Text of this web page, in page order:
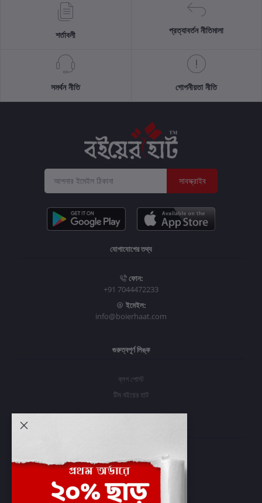
শর্তাবলী প্রত্যাবর্তন নীতিমালা
সমর্থন নীতি গোপনীয়তা নীতি
সাবস্ক্রাইব
যোগাযোগের তথ্য
ফোন:
+91 7044472233
ইমেইল:
info@boierhaat.com
গুরুত্বপূর্ণ লিঙ্ক
ব্লগ পোস্ট
টিম বইয়ের হাট
প্রবেশ করুন
অর্ডার ইতিহাস
আমার ইচ্ছাগুলি